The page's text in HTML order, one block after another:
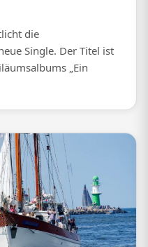
die
Single. Der Titel ist
„Ein